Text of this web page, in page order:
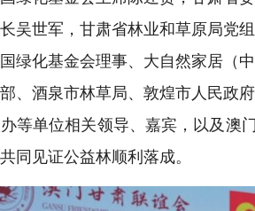
吴世军，甘肃省林业和草原局党
绿化基金会理事、大自然家居（
、酒泉市林草局、敦煌市人民政
等单位相关领导、嘉宾，以及澳
同见证公益林顺利落成。